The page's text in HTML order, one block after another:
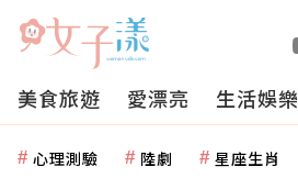
美食旅遊 愛漂亮 生活娛樂
心理測驗 陸劇 星座生肖